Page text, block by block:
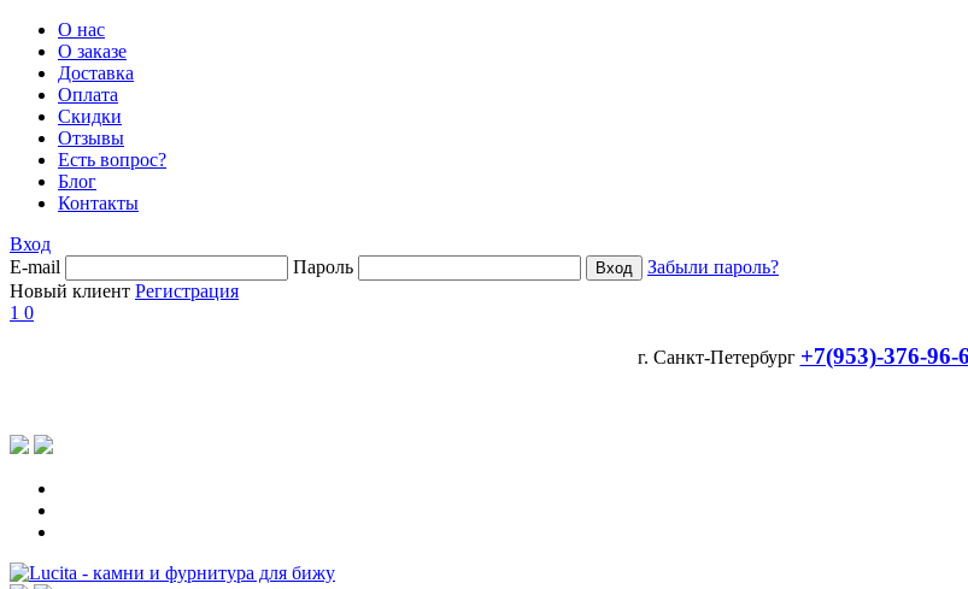
О нас
О заказе
Доставка
Оплата
Скидки
Отзывы
Есть вопрос?
Блог
Контакты
Вход
E-mail
Пароль
Забыли пароль?
Новый клиент Регистрация
1 0
г. Санкт-Петербург +7(953)-376-96-